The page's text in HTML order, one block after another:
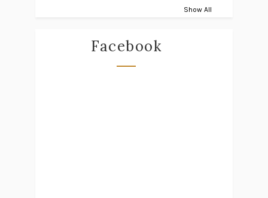
Show All
Facebook